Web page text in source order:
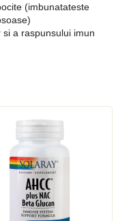
(imbunatateste
a raspunsului imun